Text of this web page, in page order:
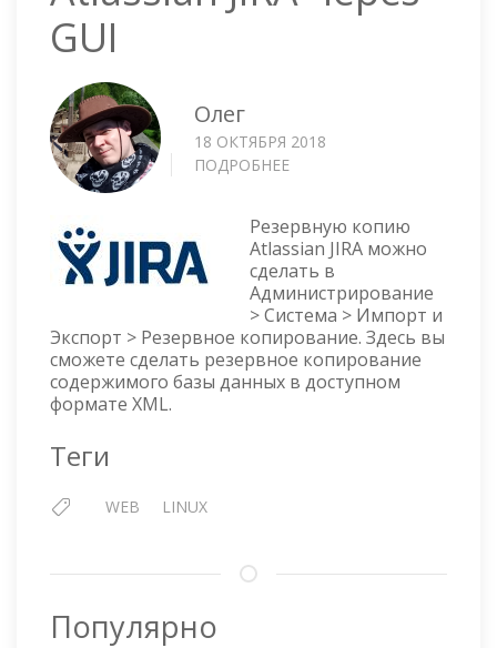
GUI
Олег
18 ОКТЯБРЯ 2018
ПОДРОБНЕЕ
ATLASSIAN
JIRA
ЧЕРЕЗ
GUI
Резервную копию
Atlassian JIRA можно
сделать в
Администрирование
> Система > Импорт и
Экспорт > Резервное копирование. Здесь вы
сможете сделать резервное копирование
содержимого базы данных в доступном
формате XML.
Теги
WEB LINUX
Популярно